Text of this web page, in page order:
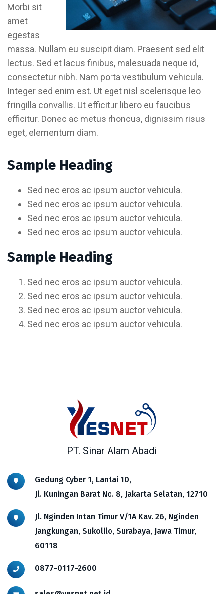
Morbi sit
amet
egestas
massa. Nullam eu suscipit diam. Praesent sed elit
lectus. Sed et lacus finibus, malesuada neque id,
consectetur nibh. Nam porta vestibulum vehicula.
Integer sed enim est. Ut eget nisl scelerisque leo
fringilla convallis. Ut efficitur libero eu faucibus
efficitur. Donec ac metus rhoncus, dignissim risus
eget, elementum diam.
Sample Heading
Sed nec eros ac ipsum auctor vehicula.
Sed nec eros ac ipsum auctor vehicula.
Sed nec eros ac ipsum auctor vehicula.
Sed nec eros ac ipsum auctor vehicula.
Sample Heading
Sed nec eros ac ipsum auctor vehicula.
Sed nec eros ac ipsum auctor vehicula.
Sed nec eros ac ipsum auctor vehicula.
Sed nec eros ac ipsum auctor vehicula.
PT. Sinar Alam Abadi
Gedung Cyber 1, Lantai 10,
Jl. Kuningan Barat No. 8, Jakarta Selatan, 12710
Jl. Nginden Intan Timur V/1A Kav. 26, Nginden
Jangkungan, Sukolilo, Surabaya, Jawa Timur,
60118
0877-0117-2600